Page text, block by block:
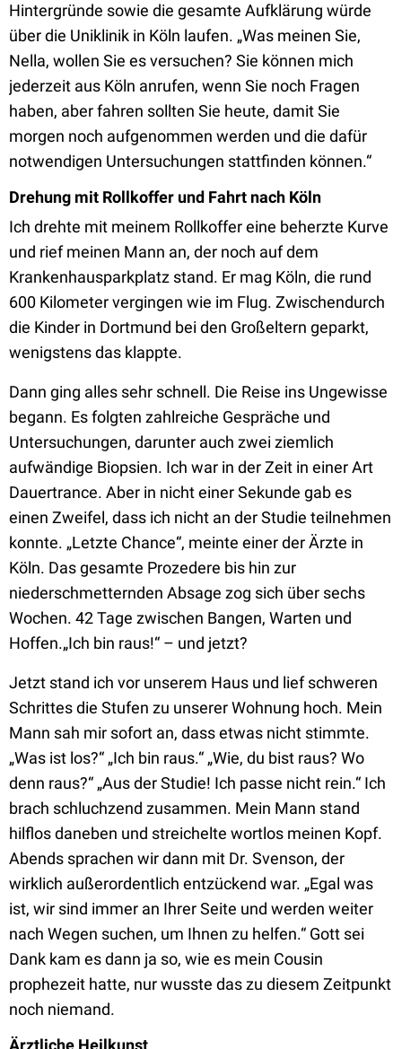
Hintergründe sowie die gesamte Aufklärung würde
über die Uniklinik in Köln laufen. „Was meinen Sie,
Nella, wollen Sie es versuchen? Sie können mich
jederzeit aus Köln anrufen, wenn Sie noch Fragen
haben, aber fahren sollten Sie heute, damit Sie
morgen noch aufgenommen werden und die dafür
notwendigen Untersuchungen stattfinden können.“
Drehung mit Rollkoffer und Fahrt nach Köln
Ich drehte mit meinem Rollkoffer eine beherzte Kurve
und rief meinen Mann an, der noch auf dem
Krankenhausparkplatz stand. Er mag Köln, die rund
600 Kilometer vergingen wie im Flug. Zwischendurch
die Kinder in Dortmund bei den Großeltern geparkt,
wenigstens das klappte.
Dann ging alles sehr schnell. Die Reise ins Ungewisse
begann. Es folgten zahlreiche Gespräche und
Untersuchungen, darunter auch zwei ziemlich
aufwändige Biopsien. Ich war in der Zeit in einer Art
Dauertrance. Aber in nicht einer Sekunde gab es
einen Zweifel, dass ich nicht an der Studie teilnehmen
konnte. „Letzte Chance“, meinte einer der Ärzte in
Köln. Das gesamte Prozedere bis hin zur
niederschmetternden Absage zog sich über sechs
Wochen. 42 Tage zwischen Bangen, Warten und
Hoffen.„Ich bin raus!“ – und jetzt?
Jetzt stand ich vor unserem Haus und lief schweren
Schrittes die Stufen zu unserer Wohnung hoch. Mein
Mann sah mir sofort an, dass etwas nicht stimmte.
„Was ist los?“ „Ich bin raus.“ „Wie, du bist raus? Wo
denn raus?“ „Aus der Studie! Ich passe nicht rein.“ Ich
brach schluchzend zusammen. Mein Mann stand
hilflos daneben und streichelte wortlos meinen Kopf.
Abends sprachen wir dann mit Dr. Svenson, der
wirklich außerordentlich entzückend war. „Egal was
ist, wir sind immer an Ihrer Seite und werden weiter
nach Wegen suchen, um Ihnen zu helfen.“ Gott sei
Dank kam es dann ja so, wie es mein Cousin
prophezeit hatte, nur wusste das zu diesem Zeitpunkt
noch niemand.
Ärztliche Heilkunst